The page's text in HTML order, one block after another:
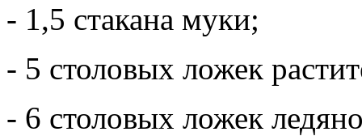
- 1,5 стакана муки;
- 5 столовых ложек
- 6 столовых ложек